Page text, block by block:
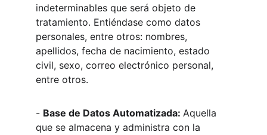
indeterminables que será objeto de
tratamiento. Entiéndase como datos
personales, entre otros: nombres,
apellidos, fecha de nacimiento, estado
civil, sexo, correo electrónico personal,
entre otros.
- Base de Datos Automatizada: Aquella
que se almacena y administra con la